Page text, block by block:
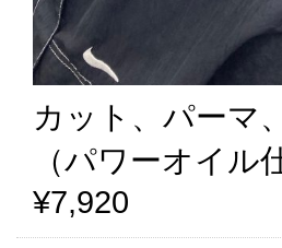
カット、パーマ
（パワーオイル
¥7,920